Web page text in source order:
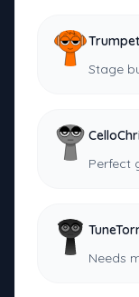
Stage
Perfect
Needs